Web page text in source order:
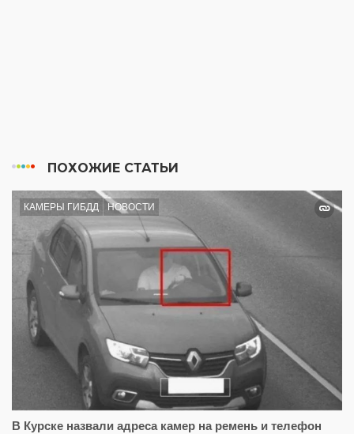
ПОХОЖИЕ СТАТЬИ
КАМЕРЫ ГИБДД НОВОСТИ
В Курске назвали адреса камер на ремень и телефон